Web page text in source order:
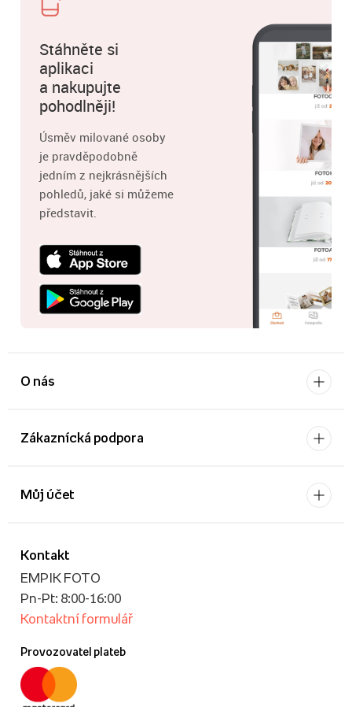
Stáhněte si
aplikaci
a nakupujte
pohodlněji!
Úsměv milované osoby
je pravděpodobně
jedním z nejkrásnějších
pohledů, jaké si můžeme
představit.
O nás
Zákaznícká podpora
Kontakt
EMPIK FOTO
Pn-Pt: 8:00-16:00
Kontaktní formulář
Provozovatel plateb
Můj účet